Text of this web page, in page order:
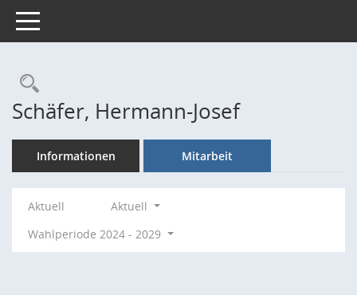
Toggle navigation
Rechercheauswahl
Schäfer, Hermann-Josef
Informationen Mitarbeit
Aktuell
Aktuell
Wahlperiode 2024 - 2029